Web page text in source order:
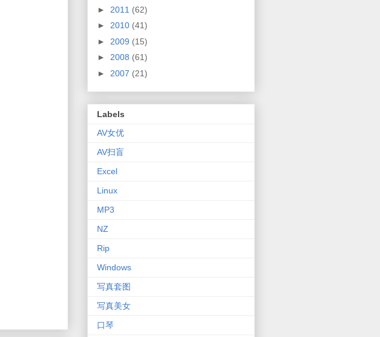
► 2011 (62)
► 2010 (41)
► 2009 (15)
► 2008 (61)
► 2007 (21)
Labels
AV女优
AV扫盲
Excel
Linux
MP3
NZ
Rip
Windows
写真套图
写真美女
口琴